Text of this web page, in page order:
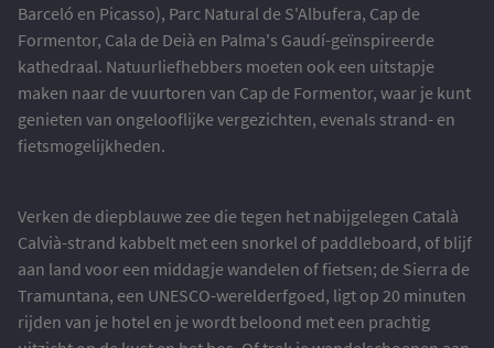
Barceló en Picasso), Parc Natural de S'Albufera, Cap de
Formentor, Cala de Deià en Palma's Gaudí-geïnspireerde
kathedraal. Natuurliefhebbers moeten ook een uitstapje
maken naar de vuurtoren van Cap de Formentor, waar je kunt
genieten van ongelooflijke vergezichten, evenals strand- en
fietsmogelijkheden.
Verken de diepblauwe zee die tegen het nabijgelegen Català
Calvià-strand kabbelt met een snorkel of paddleboard, of blijf
aan land voor een middagje wandelen of fietsen; de Sierra de
Tramuntana, een UNESCO-werelderfgoed, ligt op 20 minuten
rijden van je hotel en je wordt beloond met een prachtig